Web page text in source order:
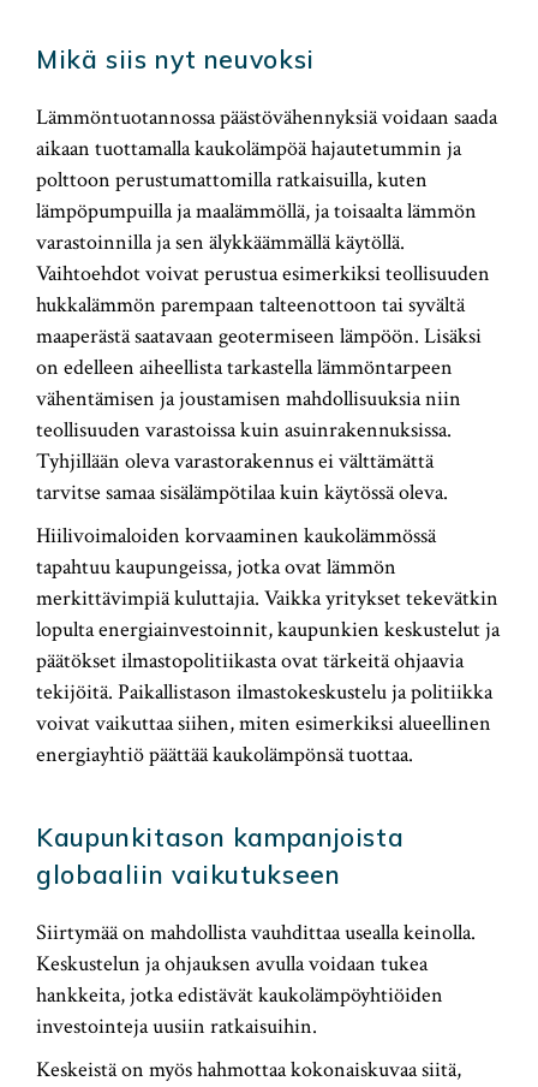
Mikä siis nyt neuvoksi
Lämmöntuotannossa päästövähennyksiä voidaan saada
aikaan tuottamalla kaukolämpöä hajautetummin ja
polttoon perustumattomilla ratkaisuilla, kuten
lämpöpumpuilla ja maalämmöllä, ja toisaalta lämmön
varastoinnilla ja sen älykkäämmällä käytöllä.
Vaihtoehdot voivat perustua esimerkiksi teollisuuden
hukkalämmön parempaan talteenottoon tai syvältä
maaperästä saatavaan geotermiseen lämpöön. Lisäksi
on edelleen aiheellista tarkastella lämmöntarpeen
vähentämisen ja joustamisen mahdollisuuksia niin
teollisuuden varastoissa kuin asuinrakennuksissa.
Tyhjillään oleva varastorakennus ei välttämättä
tarvitse samaa sisälämpötilaa kuin käytössä oleva.
Hiilivoimaloiden korvaaminen kaukolämmössä
tapahtuu kaupungeissa, jotka ovat lämmön
merkittävimpiä kuluttajia. Vaikka yritykset tekevätkin
lopulta energiainvestoinnit, kaupunkien keskustelut ja
päätökset ilmastopolitiikasta ovat tärkeitä ohjaavia
tekijöitä. Paikallistason ilmastokeskustelu ja politiikka
voivat vaikuttaa siihen, miten esimerkiksi alueellinen
energiayhtiö päättää kaukolämpönsä tuottaa.
Kaupunkitason kampanjoista
globaaliin vaikutukseen
Siirtymää on mahdollista vauhdittaa usealla keinolla.
Keskustelun ja ohjauksen avulla voidaan tukea
hankkeita, jotka edistävät kaukolämpöyhtiöiden
investointeja uusiin ratkaisuihin.
Keskeistä on myös hahmottaa kokonaiskuvaa siitä,